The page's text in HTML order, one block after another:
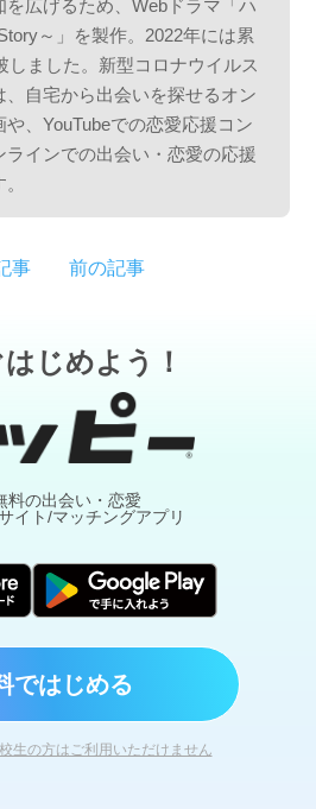
広げるため、Webドラマ「ハ
～」を製作。2022年には累
しました。新型コロナウイルス
自宅から出会いを探せるオン
、YouTubeでの恋愛応援コン
ラインでの出会い・恋愛の応援
事 前の記事
じめよう！
料の出会い・恋愛
イト/マッチングアプリ
ではじめる
生の方はご利用いただけません